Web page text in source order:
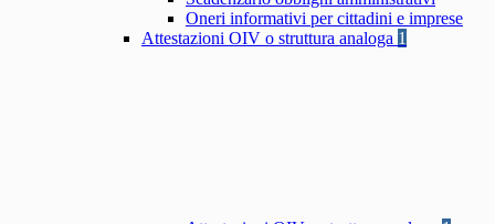
Oneri informativi per cittadini e imprese
Attestazioni OIV o struttura analoga 1